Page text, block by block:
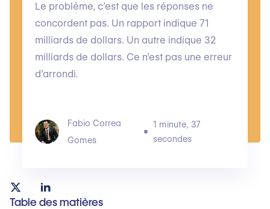
Le problème, c’est que les réponses ne
concordent pas. Un rapport indique 71
milliards de dollars. Un autre indique 32
milliards de dollars. Ce n’est pas une erreur
d’arrondi.
Fabio Correa
Gomes
1 minute, 37
secondes
Table des matières